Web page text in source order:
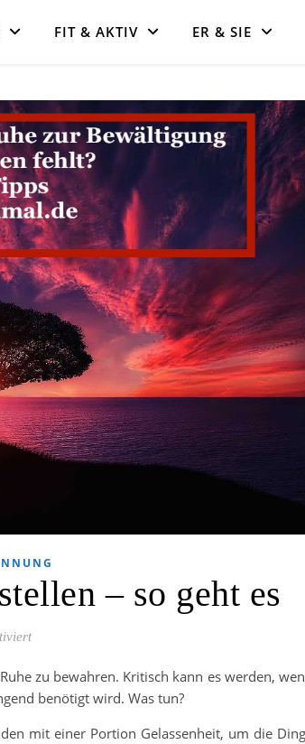
FIT & AKTIV ER & SIE
– so geht es
für Innere Ruhe wieder herstellen – so geht es
zu bewahren. Kritisch kann es werden,
benötigt wird. Was tun?
mit einer Portion Gelassenheit, um die